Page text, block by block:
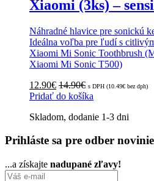
Xiaomi (3ks) –
Náhradné hlavice pre sonickú
Ideálna voľba pre ľudí s
Xiaomi Mi Sonic Toothbrush
Xiaomi Mi Sonic T500)
12.90€ 14.90€ s DPH (10.49€ bez dph)
Pridať do košíka
Skladom, dodanie 1-3 dni
Prihláste sa pre odber
...a získajte nadupané zľavy!